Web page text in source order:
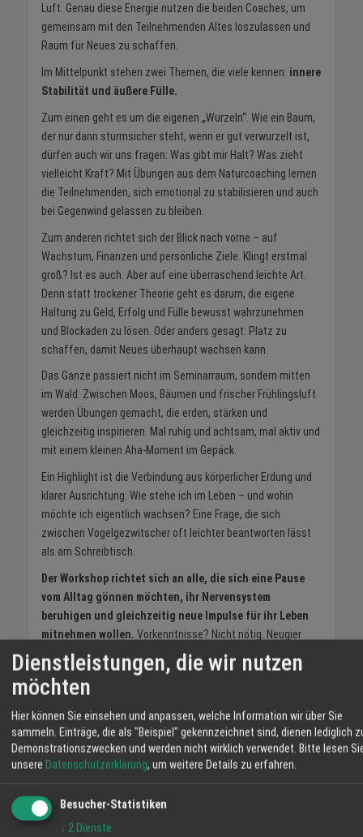
Luft. Genau diese Energie nutzen die beiden Coaches, um
gemeinsam mit den Teilnehmenden Altes loszulassen und
Raum für Neues zu schaffen.
Im Mittelpunkt stehen zwei Themen, die viele kennen: innere
Stabilität und äußere Fülle.
Zum einen geht es um die eigenen „Wurzeln“. Wie ein Baum,
der nur dann sturmsicher steht, wenn er gut verwurzelt ist,
dürfen auch wir uns fragen: Was gibt mir Halt? Was zieht
vielleicht Kraft? Mit Übungen aus dem Naturcoaching lernen
die Teilnehmenden, sich emotional zu stabilisieren und auch
bei Gegenwind gelassen zu bleiben.
Zum anderen richtet sich der Blick nach vorne – auf
Wachstum, Finanzen und persönliche Ziele. Klingt erstmal
groß? Ist es auch. Aber auf eine überraschend leichte Art.
Denn statt trockener Theorie geht es darum, die eigene
Haltung zu Geld, Erfolg und Fülle bewusst wahrzunehmen
und Blockaden zu lösen. Oder anders gesagt: Platz zu
schaffen, damit Neues überhaupt wachsen kann.
Das Ganze passiert nicht im Seminarraum, sondern mitten
im Wald. Zwischen Moos, Bäumen und frischer Frühlingsluft
werden Übungen gemacht, die erden, stärken und
gleichzeitig inspirieren. Mal ruhig und achtsam, mal aktiv und
mit einem kleinen Aha-Moment im Gepäck.
Ein Highlight ist die Verbindung aus körperlicher Erdung und
klarer Ausrichtung: Wie stehe ich im Leben – und wohin
möchte ich eigentlich wachsen? Eine Frage, die sich
zwischen Vogelgezwitscher oft leichter beantworten lässt
als am Schreibtisch.
Der Workshop richtet sich an alle, die sich eine Pause
vom Alltag gönnen möchten, ihr Nervensystem
beruhigen und gleichzeitig neue Impulse für ihr Leben
mitnehmen wollen. Vorkenntnisse? Nicht nötig. Neugier
reicht völlig aus.
Wann: 21.03.2026, 10 Uhr
Wo:Wolfach-Halbmeil am Bahnhof
Kosten:36 Euro pro Person
Anmeldung:info@stressfreigluecklich.deoder 0176
38804402
Wer also Lust hat, einen Tag lang den Kopf freizubekommen,
den Frühling zu starten, findet hier eine wunderbare
Gelegenheit.
Dienstleistungen, die wir nutzen
möchten
Hier können Sie einsehen und anpassen, welche Information wir über Sie
sammeln. Einträge, die als "Beispiel" gekennzeichnet sind, dienen lediglich
Demonstrationszwecken und werden nicht wirklich verwendet. Bitte lesen
unsere Datenschutzerklärung, um weitere Details zu erfahren.
Besucher-Statistiken
↓ 2 Dienste